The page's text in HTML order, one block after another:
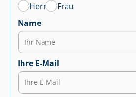
Herr
Frau
Name
Ihre E-Mail